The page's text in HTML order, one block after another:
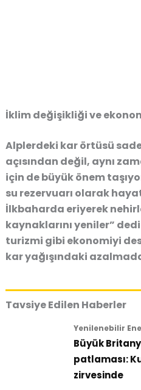
İklim değişikliği ve
Alplerdeki kar örtüsü
açısından değil, aynı
için de büyük önem
su rezervuarı olarak
İlkbaharda eriyerek
kaynaklarını yeniler”
turizmi gibi ekonomiyi
kar yağışındaki
Tavsiye Edilen Haberler
Yenilenebilir
Büyük
patlaması:
zirvesinde